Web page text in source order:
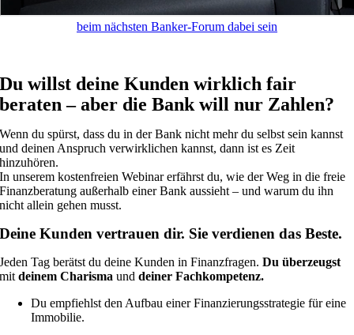
beim nächsten Banker-Forum dabei sein
Du willst deine Kunden wirklich fair
beraten – aber die Bank will nur Zahlen?
Wenn du spürst, dass du in der Bank nicht mehr du selbst sein kannst
und deinen Anspruch verwirklichen kannst, dann ist es Zeit
hinzuhören.
In unserem kostenfreien Webinar erfährst du, wie der Weg in die freie
Finanzberatung außerhalb einer Bank aussieht – und warum du ihn
nicht allein gehen musst.
Deine Kunden vertrauen dir. Sie verdienen das Beste.
Jeden Tag berätst du deine Kunden in Finanzfragen.Du überzeugst
mitdeinem Charisma unddeiner Fachkompetenz.
Du empfiehlst den Aufbau einer Finanzierungsstrategie für eine
Immobilie.